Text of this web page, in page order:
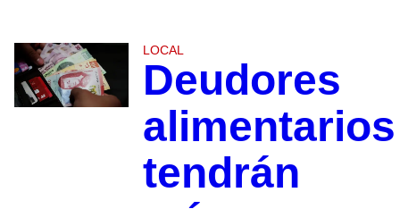
LOCAL
Deudores
alimentarios
tendrán